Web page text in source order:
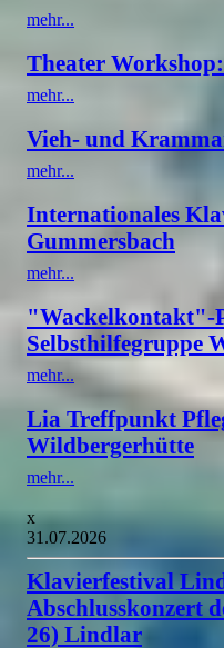
mehr...
Theater
mehr...
Vieh- und
mehr...
Internationales
Gummersbach
mehr...
"Wackelkontakt"-
Selbsthilfegruppe
mehr...
Lia Treffpunkt
Wildbergerhütte
mehr...
x
31.07.2026
Klavierfestival
Abschlusskonzert
26) Lindlar